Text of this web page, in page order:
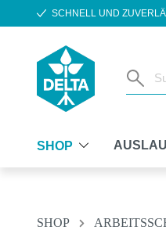
Hauptinhalt springen
Zur Suche springen
Zur Hauptnavigation
SCHNELL UND
SHOP
SHOP